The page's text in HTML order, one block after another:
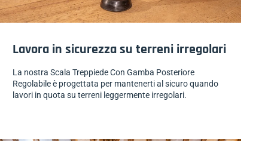
Lavora in sicurezza su terreni irregolari
La nostra Scala Treppiede Con Gamba Posteriore
Regolabile è progettata per mantenerti al sicuro quando
lavori in quota su terreni leggermente irregolari.